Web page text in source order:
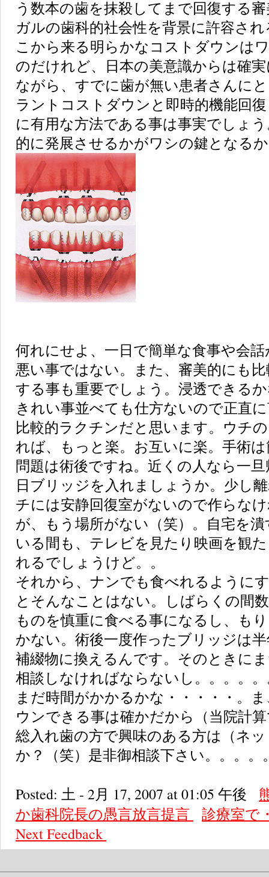
う数本の歯を抹殺してまで回復する
ガルの歯科的社会性を背景に許容さ
こから来る明らかなコストダウンは
のだけれど、日本の美意識からは確
ながら、すでに歯が無い患者さんに
ラントコストダウンと即時的機能回
に有用な方法である事は事実でしょ
的に発展させるかがワシの鍵となる
何れにせよ、一日で簡単な食事や会
悪い事ではない。また、審美的にも
する事も重要でしょう。浸透できる
きれい事並べても仕方ないので正直
比較的ラクチンだと思います。ウチ
れば、もっと楽。お互いに楽。手術は
問題は術後ですね。近くの人なら一
日ブリッジを入れましょうか。少し
チには安静回復室がないので作らな
が、もう場所がない（笑）。自宅を
いる間も、テレビを見たり映画を観
れるでしょうけど。。
それから、ナンでも食べれるように
とそんなことはない。しばらくの間
ものを慎重に食べる事になるし、も
かない。術後一度作ったブリッジは
補綴物に換えるんです。そのときに
相談しなければならないし。。。。
まだ時間がかかるかな・・・・・。
ウンできる事は確かだから（当院計
総入れ歯の方で興味のある方は（ネ
か？（笑）是非御相談下さい。。。。
Posted: 土 - 2月 17, 2007 at 01:05 午後
か歯科院長の愚言放言提言
診療室で
NextFeedback